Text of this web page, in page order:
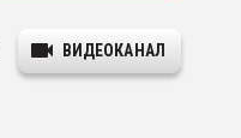
ВИДЕОКАНАЛ